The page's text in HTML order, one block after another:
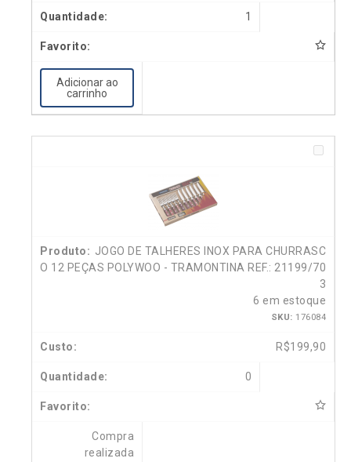
1
Adicionar ao
carrinho
JOGO DE TALHERES INOX PARA CHURRASC
O 12 PEÇAS POLYWOO - TRAMONTINA REF.: 21199/70
3
6 em estoque
SKU: 176084
R$199,90
0
Compra
realizada